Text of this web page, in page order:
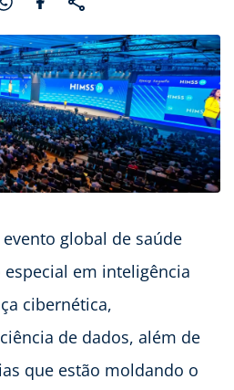
global de saúde
em inteligência
cibernética,
de dados, além de
que estão moldando o